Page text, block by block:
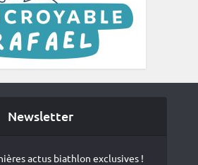
Newsletter
actus biathlon exclusives !